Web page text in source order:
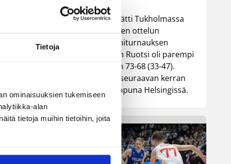
Tietoja
ominaisuuksien tukemiseen
alan
tietoja muihin tietoihin, joita
Susiladies päätti Tukholmassa
pelatun kahden ottelun
mittaisen miniturnauksen
tappioon, kun Ruotsi oli parempi
loppulukemin 73-68 (33-47).
Suomi pelaa seuraavan kerran
ensi viikonloppuna Helsingissä.